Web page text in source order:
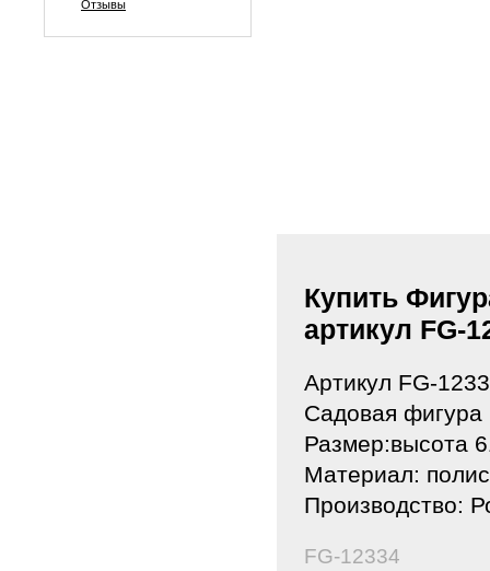
Отзывы
Купить
артикул FG-
Артикул FG-
Садовая фигура
Размер:высота
Материал:
Производство:
FG-12334